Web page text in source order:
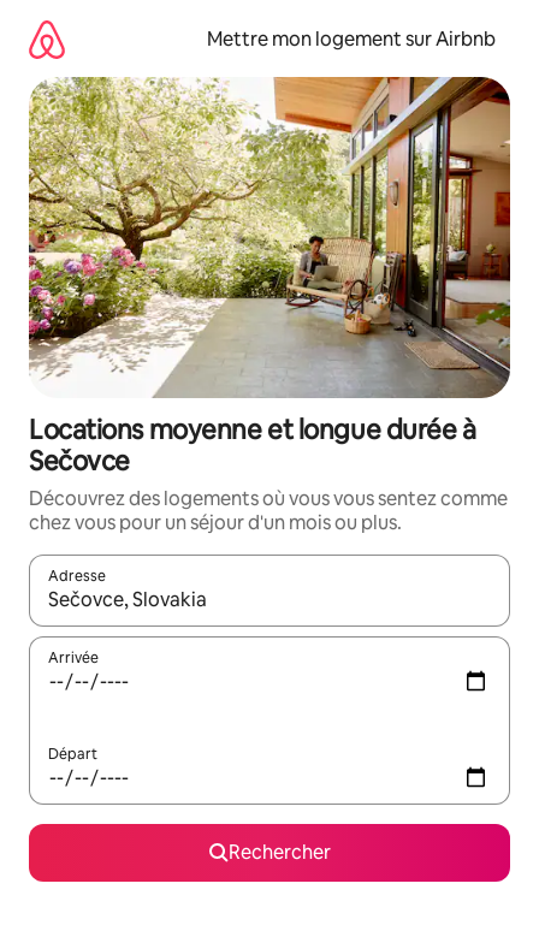
directement
contenu
Mettre mon logement sur Airbnb
Locations moyenne et longue durée à
Sečovce
Découvrez des logements où vous vous sentez comme
chez vous pour un séjour d'un mois ou plus.
Adresse
Lorsque les résultats s'affichent, utilisez les flèches vers le
Arrivée
Départ
Rechercher